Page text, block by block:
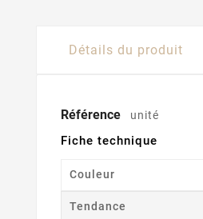
Détails du produit
Référence unité
Fiche technique
Couleur
Tendance